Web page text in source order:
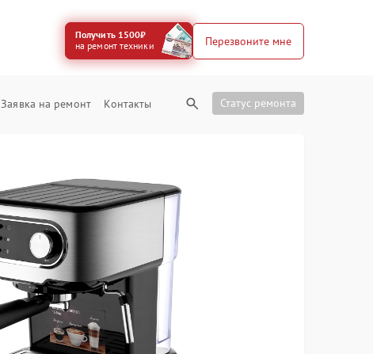
Получить 1500₽
на ремонт техники
Перезвоните мне
Заявка на ремонт Контакты Статус ремонта